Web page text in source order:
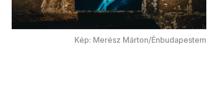
Kép: Merész Márton/Énbudapestem